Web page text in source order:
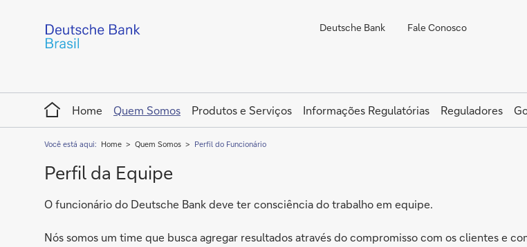
Deutsche Bank Fale Conosco
Home
Home
Quem Somos Produtos e Serviços Informações Regulatórias Reguladores
Você está aqui: Home Quem Somos Perfil do Funcionário
Perfil da Equipe
O funcionário do Deutsche Bank deve ter consciência do trabalho em equipe.
Nós somos um time que busca agregar resultados através do compromisso com os clientes e